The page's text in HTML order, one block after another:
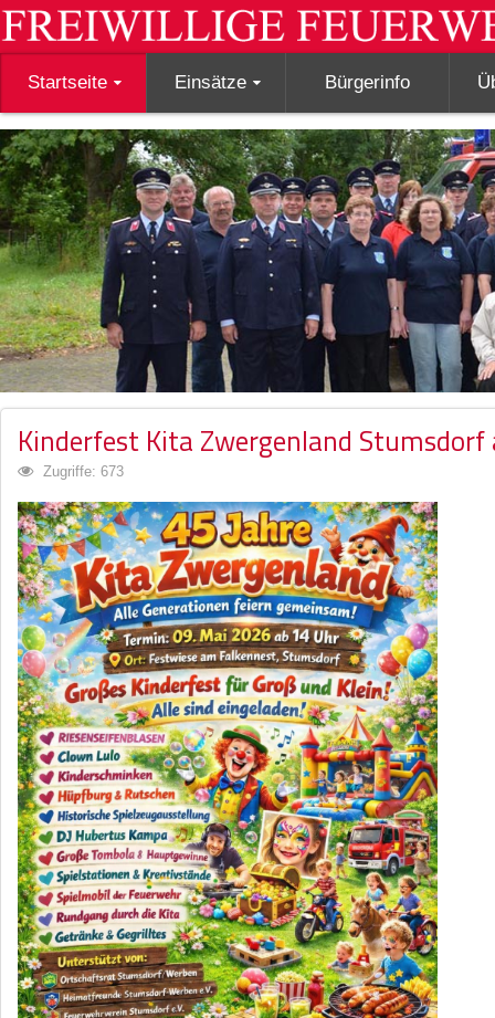
Startseite Einsätze Bürgerinfo
Kinderfest Kita Zwergenland
Zugriffe: 673